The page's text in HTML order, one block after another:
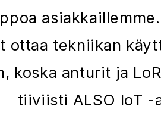
ottaa tekniikan
koska anturit ja
tiiviisti ALSO IoT -